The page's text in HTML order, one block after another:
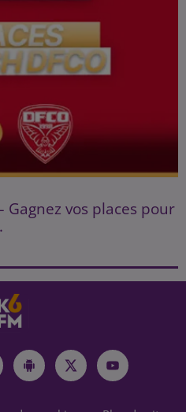
Gagnez vos places pour